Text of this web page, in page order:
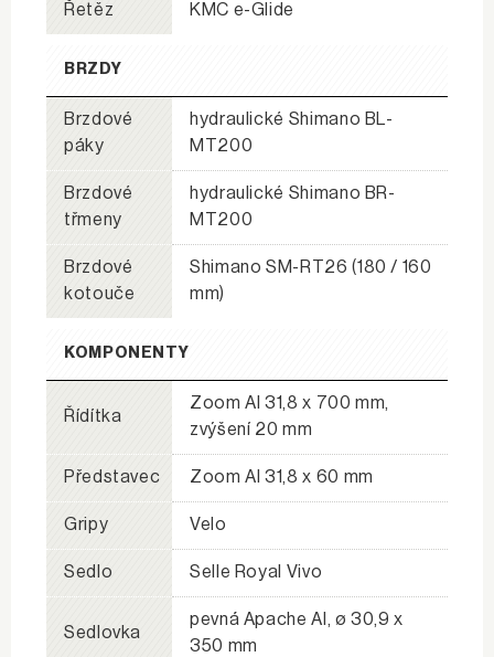
Řetěz KMC e-Glide
BRZDY
Brzdové
páky
hydraulické Shimano BL-
MT200
Brzdové
třmeny
hydraulické Shimano BR-
MT200
Brzdové
kotouče
Shimano SM-RT26 (180 / 160
mm)
KOMPONENTY
Řídítka
Zoom Al 31,8 x 700 mm,
zvýšení 20 mm
Představec Zoom Al 31,8 x 60 mm
Gripy Velo
Sedlo Selle Royal Vivo
Sedlovka
pevná Apache Al, ø 30,9 x
350 mm